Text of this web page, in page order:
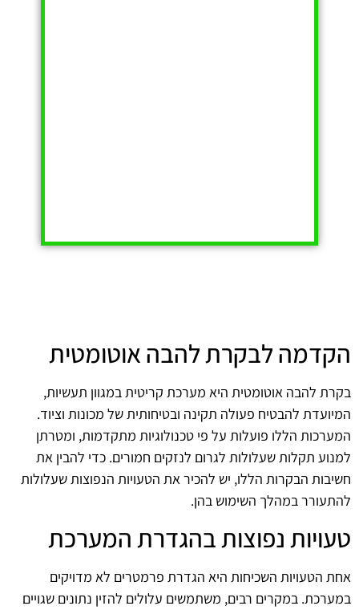
הקדמה לבקרת להבה אוטומטית
בקרת להבה אוטומטית היא מערכת קריטית במגוון תעשיות,
המיועדת להבטיח פעולה תקינה ובטיחותית של מכונות וציוד.
המערכות הללו פועלות על פי טכנולוגיות מתקדמות, ומטרתן
למנוע תקלות שעלולות לגרום לנזקים חמורים. כדי להבין את
חשיבות הבקרות הללו, יש להכיר את הטעויות הנפוצות שעלולות
להתעורר במהלך השימוש בהן.
טעויות נפוצות בהגדרת המערכת
אחת הטעויות השכיחות היא הגדרת פרמטרים לא מדויקים
במערכת. במקרים רבים, משתמשים עלולים להזין נתונים שגויים